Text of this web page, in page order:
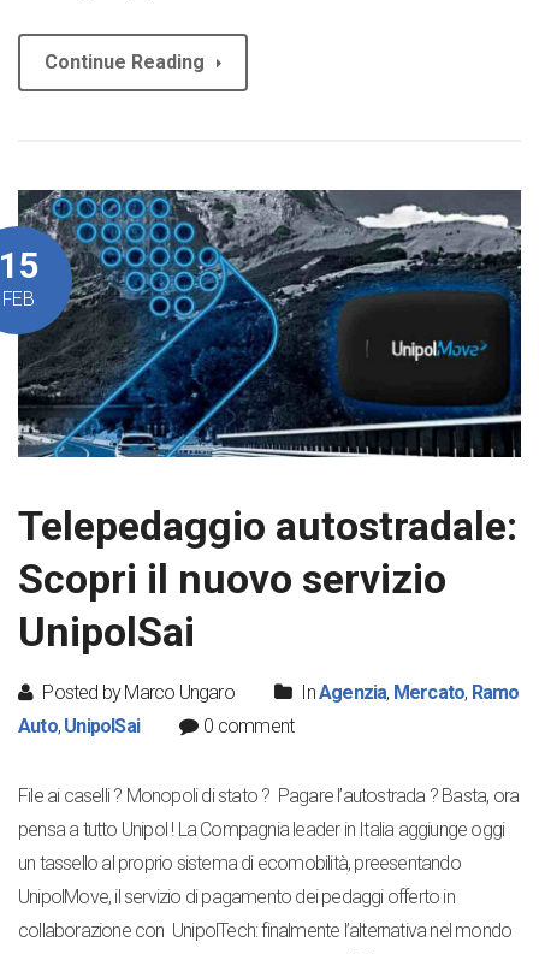
Continue Reading
FEB
Telepedaggio autostradale:
Scopri il nuovo servizio
UnipolSai
Posted by Marco Ungaro InAgenzia, Mercato, Ramo
Auto, UnipolSai 0 comment
File ai caselli ? Monopoli di stato ? Pagare l’autostrada ? Basta, ora
pensa a tutto Unipol ! La Compagnia leader in Italia aggiunge oggi
un tassello al proprio sistema di ecomobilità, preesentando
UnipolMove, il servizio di pagamento dei pedaggi offerto in
collaborazione con UnipolTech: finalmente l’alternativa nel mondo